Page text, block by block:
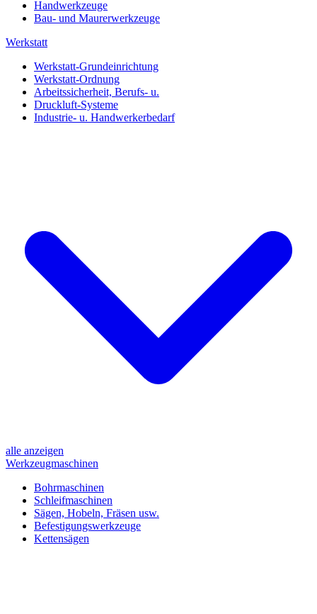
Handwerkzeuge
Bau- und Maurerwerkzeuge
Werkstatt
Werkstatt-Grundeinrichtung
Werkstatt-Ordnung
Arbeitssicherheit, Berufs- u.
Druckluft-Systeme
Industrie- u. Handwerkerbedarf
alle anzeigen
Werkzeugmaschinen
Bohrmaschinen
Schleifmaschinen
Sägen, Hobeln, Fräsen usw.
Befestigungswerkzeuge
Kettensägen